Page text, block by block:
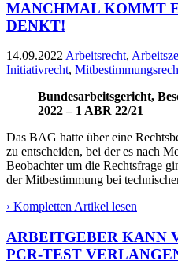
MANCHMAL KOMMT
DENKT!
14.09.2022 Arbeitsrecht,
Initiativrecht,
Bundesarbeitsgericht,
2022 – 1 ABR 22/21
Das BAG hatte über eine
zu entscheiden, bei der es nach
Beobachter um die Rechtsfrage
der Mitbestimmung bei
› Kompletten Artikel lesen
ARBEITGEBER KANN
PCR-TEST